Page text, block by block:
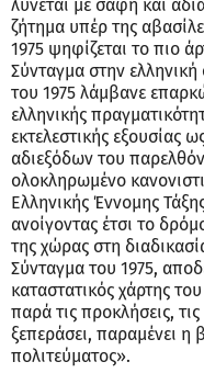
λύνεται με σαφή και
ζήτημα υπέρ της
1975 ψηφίζεται το πιο
Σύνταγμα στην
του 1975 λάμβανε
ελληνικής
εκτελεστικής εξουσίας
αδιεξόδων του
ολοκληρωμένο
Ελληνικής Έννομης
ανοίγοντας έτσι το
της χώρας στη
Σύνταγμα του 1975,
καταστατικός χάρτης
παρά τις προκλήσεις,
ξεπεράσει, παραμένει
πολιτεύματος».